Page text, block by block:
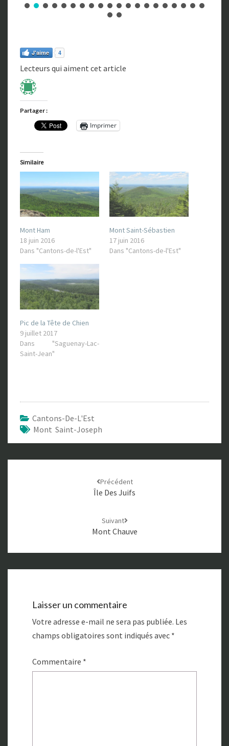
J'aime 4
Lecteurs qui aiment cet article
Partager :
Imprimer
Similaire
Mont Ham
18 juin 2016
Dans "Cantons-de-l'Est"
Mont Saint-Sébastien
17 juin 2016
Dans "Cantons-de-l'Est"
Pic de la Tête de Chien
9 juillet 2017
Dans "Saguenay-Lac-
Saint-Jean"
Cantons-De-L'Est
Mont Saint-Joseph
Précédent
Île Des Juifs
Suivant
Mont Chauve
Laisser un commentaire
Votre adresse e-mail ne sera pas publiée. Les
champs obligatoires sont indiqués avec *
Commentaire *